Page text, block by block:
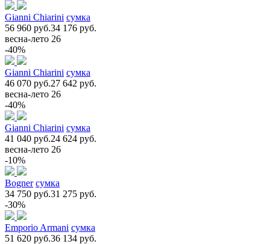
Gianni Chiarini сумка
56 960 руб.34 176 руб.
весна-лето 26
-40%
Gianni Chiarini сумка
46 070 руб.27 642 руб.
весна-лето 26
-40%
Gianni Chiarini сумка
41 040 руб.24 624 руб.
весна-лето 26
-10%
Bogner сумка
34 750 руб.31 275 руб.
-30%
Emporio Armani сумка
51 620 руб.36 134 руб.